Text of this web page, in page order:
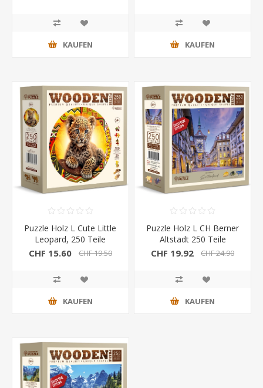
KAUFEN KAUFEN
Puzzle Holz L Cute Little
Leopard, 250 Teile
CHF 15.60 CHF 19.50
KAUFEN
Puzzle Holz L CH Berner
Altstadt 250 Teile
CHF 19.92 CHF 24.90
KAUFEN